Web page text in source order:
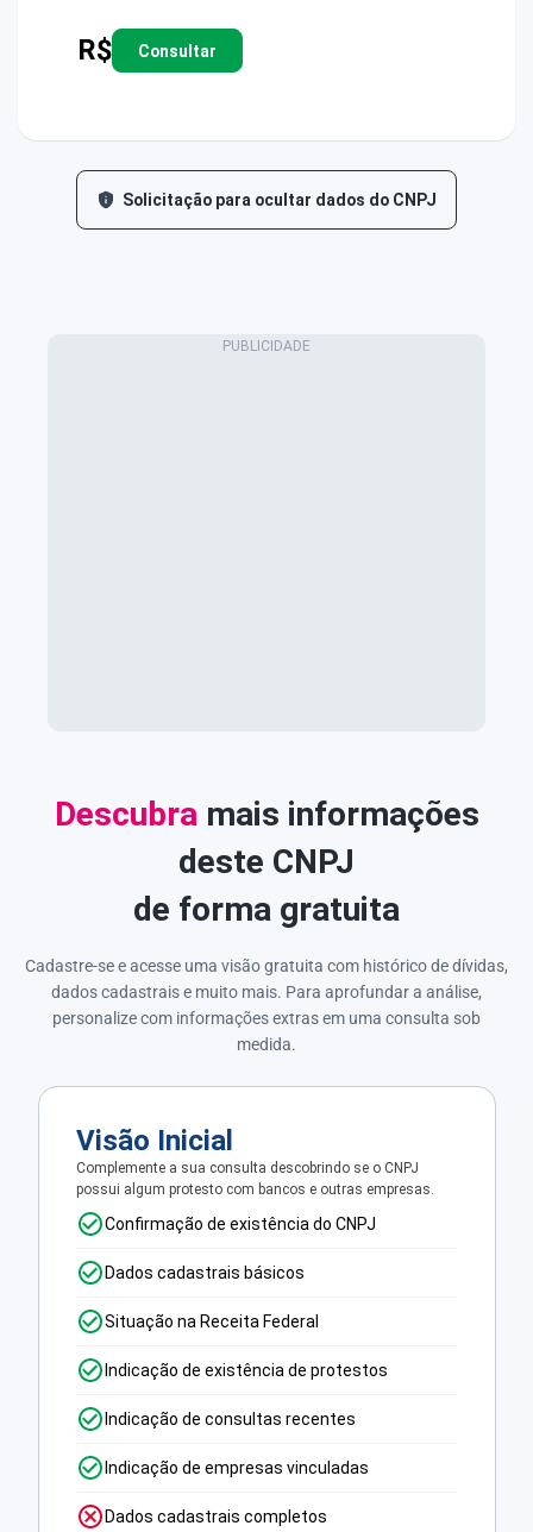
R$ Consultar
Solicitação para ocultar dados do CNPJ
Descubra mais informações
deste CNPJ
de forma gratuita
Cadastre-se e acesse uma visão gratuita com histórico de dívidas,
dados cadastrais e muito mais. Para aprofundar a análise,
personalize com informações extras em uma consulta sob
medida.
Visão Inicial
Complemente a sua consulta descobrindo se o CNPJ
possui algum protesto com bancos e outras empresas.
Confirmação de existência do CNPJ
Dados cadastrais básicos
Situação na Receita Federal
Indicação de existência de protestos
Indicação de consultas recentes
Indicação de empresas vinculadas
Dados cadastrais completos